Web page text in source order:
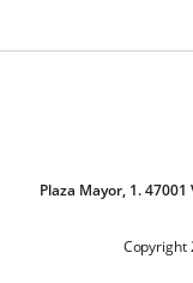
Plaza Mayor, 1.
Copyright